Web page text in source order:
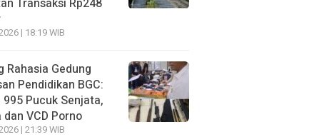
Transaksi Rp248
| 18:19 WIB
Rahasia Gedung
Pendidikan BGC:
995 Pucuk Senjata,
dan VCD Porno
| 21:39 WIB